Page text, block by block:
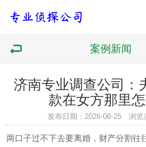
案例新闻
济南专业调查公司：
款在女方那里
发布日期：2026-06-25 浏览
两口子过不下去要离婚，财产分割往